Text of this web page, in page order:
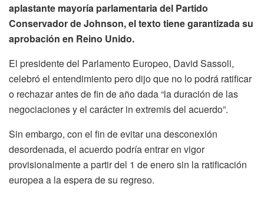
aplastante mayoría parlamentaria del Partido
Conservador de Johnson, el texto tiene garantizada su
aprobación en Reino Unido.
El presidente del Parlamento Europeo, David Sassoli,
celebró el entendimiento pero dijo que no lo podrá ratificar
o rechazar antes de fin de año dada “la duración de las
negociaciones y el carácter in extremis del acuerdo”.
Sin embargo, con el fin de evitar una desconexión
desordenada, el acuerdo podría entrar en vigor
provisionalmente a partir del 1 de enero sin la ratificación
europea a la espera de su regreso.